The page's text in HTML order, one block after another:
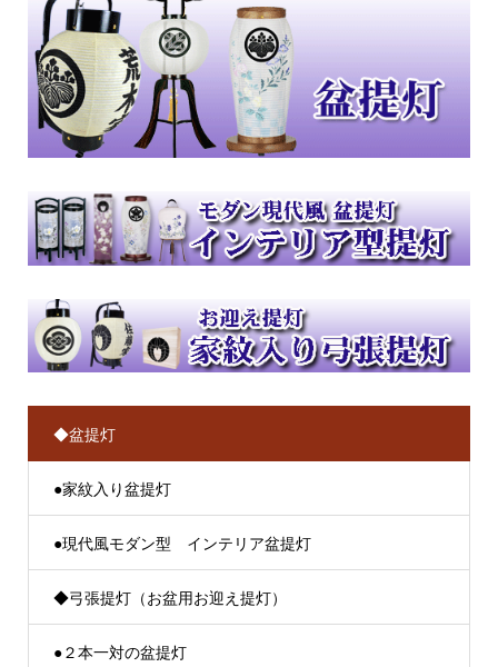
◆盆提灯
●家紋入り盆提灯
●現代風モダン型 インテリア盆提灯
◆弓張提灯（お盆用お迎え提灯）
●２本一対の盆提灯